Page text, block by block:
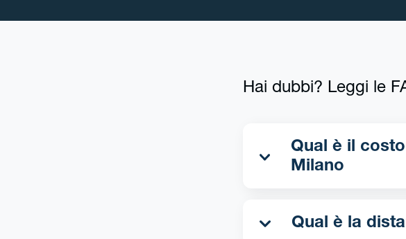
Hai dubbi? Leggi le
Qual è il costo del
Milano